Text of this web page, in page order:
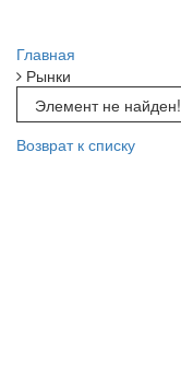
Главная
Рынки
Элемент не найден!
Возврат к списку